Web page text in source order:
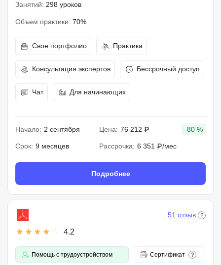
Занятий: 298 уроков
Объем практики: 70%
Свое портфолио Практика
Консультация экспертов Бессрочный доступ
Чат Для начинающих
Начало: 2 сентября Цена: 76 212 ₽ -80 %
Срок: 9 месяцев Рассрочка: 6 351 ₽/мес
Подробнее
4.2
51 отзыв
Помощь с трудоустройством Сертификат